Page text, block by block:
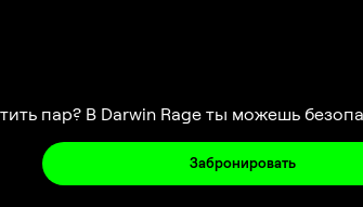
пар? В Darwin Rage ты можешь
Забронировать